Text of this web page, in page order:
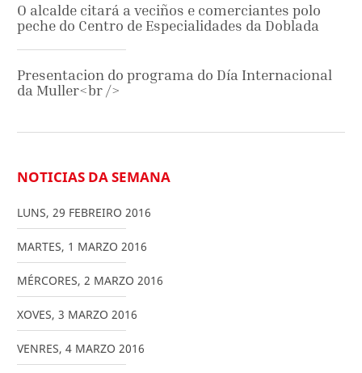
O alcalde citará a veciños e comerciantes polo
peche do Centro de Especialidades da Doblada
Presentacion do programa do Día Internacional
da Muller<br />
NOTICIAS DA SEMANA
LUNS, 29 FEBREIRO 2016
MARTES, 1 MARZO 2016
MÉRCORES, 2 MARZO 2016
XOVES, 3 MARZO 2016
VENRES, 4 MARZO 2016